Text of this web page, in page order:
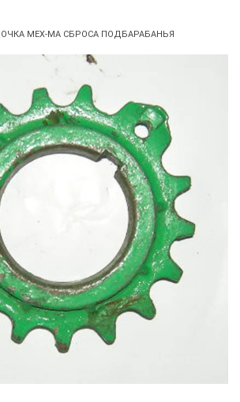
МЕХ-МА СБРОСА ПОДБАРАБАНЬЯ